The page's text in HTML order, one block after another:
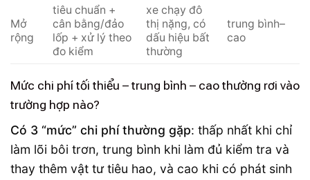
Mở
rộng
tiêu chuẩn +
cân bằng/đảo
lốp + xử lý theo
đo kiểm
xe chạy đô
thị nặng, có
dấu hiệu bất
thường
trung bình–
cao
Mức chi phí tối thiểu – trung bình – cao thường rơi vào
trường hợp nào?
Có 3 “mức” chi phí thường gặp: thấp nhất khi chỉ
làm lõi bôi trơn, trung bình khi làm đủ kiểm tra và
thay thêm vật tư tiêu hao, và cao khi có phát sinh